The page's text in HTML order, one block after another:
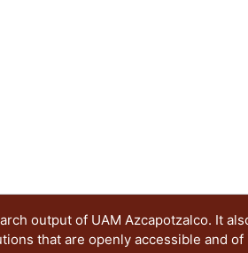
output of UAM Azcapotzalco. It
that are openly accessible and